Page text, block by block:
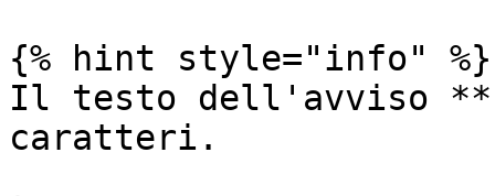
{% hint style="info" %}
Il testo dell'avviso
caratteri.